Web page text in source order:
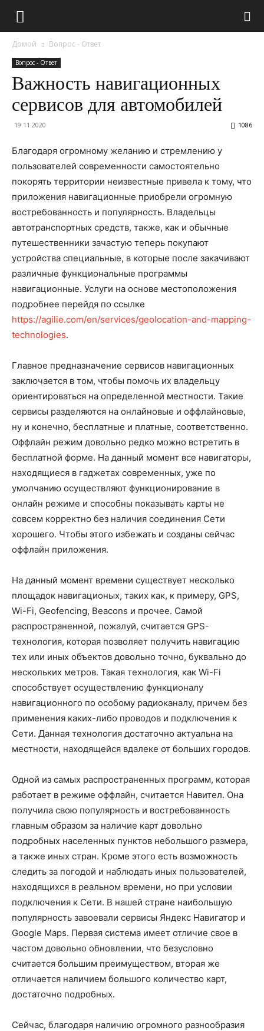
Домой Вопрос - Ответ
Вопрос - Ответ
Важность навигационных
сервисов для автомобилей
19.11.2020 1086
Благодаря огромному желанию и стремлению у
пользователей современности самостоятельно
покорять территории неизвестные привела к тому, что
приложения навигационные приобрели огромную
востребованность и популярность. Владельцы
автотранспортных средств, также, как и обычные
путешественники зачастую теперь покупают
устройства специальные, в которые после закачивают
различные функциональные программы
навигационные. Услуги на основе местоположения
подробнее перейдя по ссылке
https://agilie.com/en/services/geolocation-and-mapping-
technologies.
Главное предназначение сервисов навигационных
заключается в том, чтобы помочь их владельцу
ориентироваться на определенной местности. Такие
сервисы разделяются на онлайновые и оффлайновые,
ну и конечно, бесплатные и платные, соответственно.
Оффлайн режим довольно редко можно встретить в
бесплатной форме. На данный момент все навигаторы,
находящиеся в гаджетах современных, уже по
умолчанию осуществляют функционирование в
онлайн режиме и способны показывать карты не
совсем корректно без наличия соединения Сети
хорошего. Чтобы этого избежать и созданы сейчас
оффлайн приложения.
На данный момент времени существует несколько
площадок навигационых, таких как, к примеру, GPS,
Wi-Fi, Geofencing, Beacons и прочее. Самой
распространенной, пожалуй, считается GPS-
технология, которая позволяет получить навигацию
тех или иных объектов довольно точно, буквально до
нескольких метров. Такая технология, как Wi-Fi
способствует осуществлению функционалу
навигационного по особому радиоканалу, причем без
применения каких-либо проводов и подключения к
Сети. Данная технология достаточно актуальна на
местности, находящейся вдалеке от больших городов.
Одной из самых распространенных программ, которая
работает в режиме оффлайн, считается Навител. Она
получила свою популярность и востребованность
главным образом за наличие карт довольно
подробных населенных пунктов небольшого размера,
а также иных стран. Кроме этого есть возможность
следить за погодой и наблюдать иных пользователей,
находящихся в реальном времени, но при условии
подключения к Сети. В нашей стране наибольшую
популярность завоевали сервисы Яндекс Навигатор и
Google Maps. Первая система имеет отличие свое в
частом довольно обновлении, что безусловно
считается большим преимуществом, вторая же
отличается наличием большого количество карт,
достаточно подробных.
Сейчас, благодаря наличию огромного разнообразия